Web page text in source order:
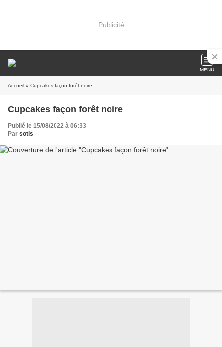
Publicité
MENU
Accueil » Cupcakes façon forêt noire
Cupcakes façon forêt noire
Publié le 15/08/2022 à 06:33
Par sotis